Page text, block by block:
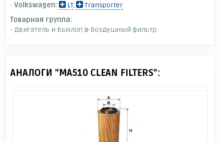
- Volkswagen: LT,
Transporter
Товарная группа:
- Двигатель и Выхлоп
Воздушный фильтр
АНАЛОГИ "MA510 CLEAN FILTERS":